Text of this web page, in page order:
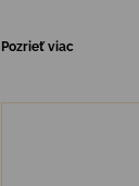
Pozrieť viac